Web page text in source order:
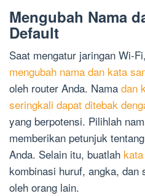
Mengubah Nama
Default
Saat mengatur jaringan Wi-
mengubah nama dan kata
oleh router Anda. Nama dan
seringkali dapat ditebak
yang berpotensi. Pilihlah
memberikan petunjuk
Anda. Selain itu, buatlah
kombinasi huruf, angka,
oleh orang lain.